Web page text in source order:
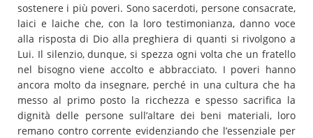
sostenere i più poveri. Sono sacerdoti, persone consacrate,
laici e laiche che, con la loro testimonianza, danno voce
alla risposta di Dio alla preghiera di quanti si rivolgono a
Lui. Il silenzio, dunque, si spezza ogni volta che un fratello
nel bisogno viene accolto e abbracciato. I poveri hanno
ancora molto da insegnare, perché in una cultura che ha
messo al primo posto la ricchezza e spesso sacrifica la
dignità delle persone sull’altare dei beni materiali, loro
remano contro corrente evidenziando che l’essenziale per